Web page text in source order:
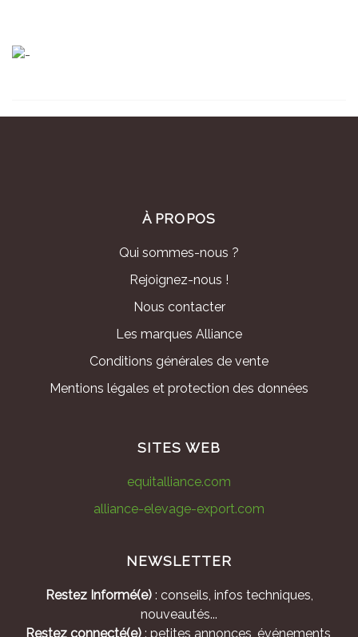
À PROPOS
Qui sommes-nous ?
Rejoignez-nous !
Nous contacter
Les marques Alliance
Conditions générales de vente
Mentions légales et protection des données
SITES WEB
equitalliance.com
alliance-elevage-export.com
NEWSLETTER
Restez Informé(e): conseils, infos techniques,
nouveautés...
Restez connecté(e): petites annonces, événements,